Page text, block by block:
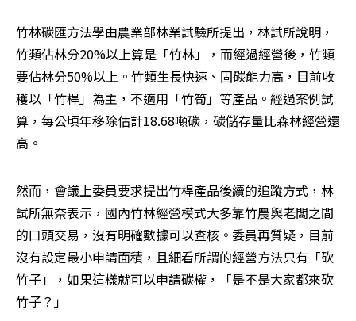
竹林碳匯方法學由農業部林業試驗所提出，林試所說明，
竹類佔林分20%以上算是「竹林」，而經過經營後，竹類
要佔林分50%以上。竹類生長快速、固碳能力高，目前收
穫以「竹桿」為主，不適用「竹筍」等產品。經過案例試
算，每公頃年移除估計18.68噸碳，碳儲存量比森林經營還
高。
然而，會議上委員要求提出竹桿產品後續的追蹤方式，林
試所無奈表示，國內竹林經營模式大多靠竹農與老闆之間
的口頭交易，沒有明確數據可以查核。委員再質疑，目前
沒有設定最小申請面積，且細看所謂的經營方法只有「砍
竹子」，如果這樣就可以申請碳權，「是不是大家都來砍
竹子？」